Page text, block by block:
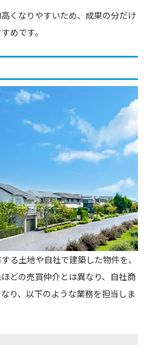
くなりやすいため、成果の分だけ
めです。
る土地や自社で建築した物件を、
どの売買仲介とは異なり、自社商
り、以下のような業務を担当しま